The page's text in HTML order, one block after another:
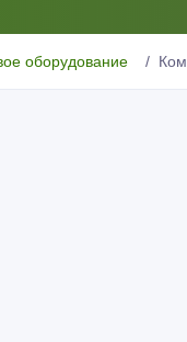
оборудование